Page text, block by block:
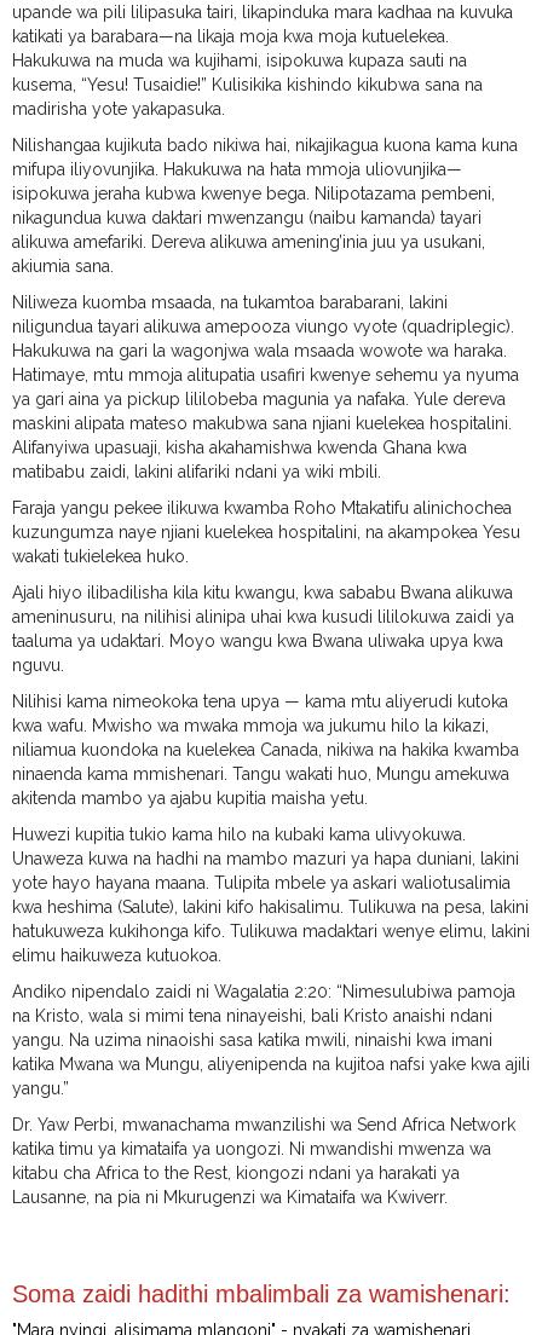
upande wa pili lilipasuka tairi, likapinduka mara kadhaa na kuvuka
katikati ya barabara—na likaja moja kwa moja kutuelekea.
Hakukuwa na muda wa kujihami, isipokuwa kupaza sauti na
kusema, “Yesu! Tusaidie!” Kulisikika kishindo kikubwa sana na
madirisha yote yakapasuka.
Nilishangaa kujikuta bado nikiwa hai, nikajikagua kuona kama kuna
mifupa iliyovunjika. Hakukuwa na hata mmoja uliovunjika—
isipokuwa jeraha kubwa kwenye bega. Nilipotazama pembeni,
nikagundua kuwa daktari mwenzangu (naibu kamanda) tayari
alikuwa amefariki. Dereva alikuwa amening’inia juu ya usukani,
akiumia sana.
Niliweza kuomba msaada, na tukamtoa barabarani, lakini
niligundua tayari alikuwa amepooza viungo vyote (quadriplegic).
Hakukuwa na gari la wagonjwa wala msaada wowote wa haraka.
Hatimaye, mtu mmoja alitupatia usafiri kwenye sehemu ya nyuma
ya gari aina ya pickup lililobeba magunia ya nafaka. Yule dereva
maskini alipata mateso makubwa sana njiani kuelekea hospitalini.
Alifanyiwa upasuaji, kisha akahamishwa kwenda Ghana kwa
matibabu zaidi, lakini alifariki ndani ya wiki mbili.
Faraja yangu pekee ilikuwa kwamba Roho Mtakatifu alinichochea
kuzungumza naye njiani kuelekea hospitalini, na akampokea Yesu
wakati tukielekea huko.
Ajali hiyo ilibadilisha kila kitu kwangu, kwa sababu Bwana alikuwa
ameninusuru, na nilihisi alinipa uhai kwa kusudi lililokuwa zaidi ya
taaluma ya udaktari. Moyo wangu kwa Bwana uliwaka upya kwa
nguvu.
Nilihisi kama nimeokoka tena upya — kama mtu aliyerudi kutoka
kwa wafu. Mwisho wa mwaka mmoja wa jukumu hilo la kikazi,
niliamua kuondoka na kuelekea Canada, nikiwa na hakika kwamba
ninaenda kama mmishenari. Tangu wakati huo, Mungu amekuwa
akitenda mambo ya ajabu kupitia maisha yetu.
Huwezi kupitia tukio kama hilo na kubaki kama ulivyokuwa.
Unaweza kuwa na hadhi na mambo mazuri ya hapa duniani, lakini
yote hayo hayana maana. Tulipita mbele ya askari waliotusalimia
kwa heshima (Salute), lakini kifo hakisalimu. Tulikuwa na pesa, lakini
hatukuweza kukihonga kifo. Tulikuwa madaktari wenye elimu, lakini
elimu haikuweza kutuokoa.
Andiko nipendalo zaidi ni Wagalatia 2:20: “Nimesulubiwa pamoja
na Kristo, wala si mimi tena ninayeishi, bali Kristo anaishi ndani
yangu. Na uzima ninaoishi sasa katika mwili, ninaishi kwa imani
katika Mwana wa Mungu, aliyenipenda na kujitoa nafsi yake kwa ajili
yangu.”
Dr. Yaw Perbi, mwanachama mwanzilishi wa Send Africa Network
katika timu ya kimataifa ya uongozi. Ni mwandishi mwenza wa
kitabu cha Africa to the Rest, kiongozi ndani ya harakati ya
Lausanne, na pia ni Mkurugenzi wa Kimataifa wa Kwiverr.
Soma zaidi hadithi mbalimbali za wamishenari:
"Mara nyingi, alisimama mlangoni" - nyakati za wamishenari